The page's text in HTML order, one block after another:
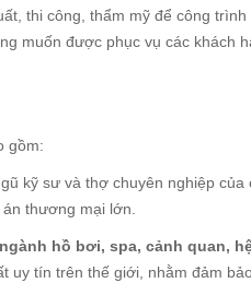
thi công, thẩm mỹ để công
muốn được phục vụ các khách
gồm:
kỹ sư và thợ chuyên nghiệp của
thương mại lớn.
hồ bơi, spa, cảnh quan,
uy tín trên thế giới, nhằm đảm